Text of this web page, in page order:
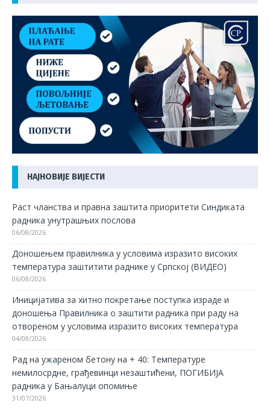
НАЈНОВИЈЕ ВИЈЕСТИ
Раст чланства и правна заштита приоритети Синдиката
радника унутрашњих послова
06/08/2026
Доношењем правилника у условима изразито високих
температура заштитити раднике у Српској (ВИДЕО)
06/08/2026
Иницијатива за хитно покретање поступка израде и
доношења Правилника о заштити радника при раду на
отвореном у условима изразито високих температура
04/08/2026
Рад на ужареном бетону на + 40: Температуре
немилосрдне, грађевинци незаштићени, ПОГИБИЈА
радника у Бањалуци опомиње
31/07/2026